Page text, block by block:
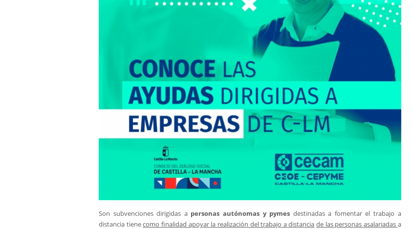
Son subvenciones dirigidas a personas autónomas y pymes destinadas a fomentar el trabajo a
distancia tienecomo finalidad apoyar la realización del trabajo a distancia de las personas asalariadas a